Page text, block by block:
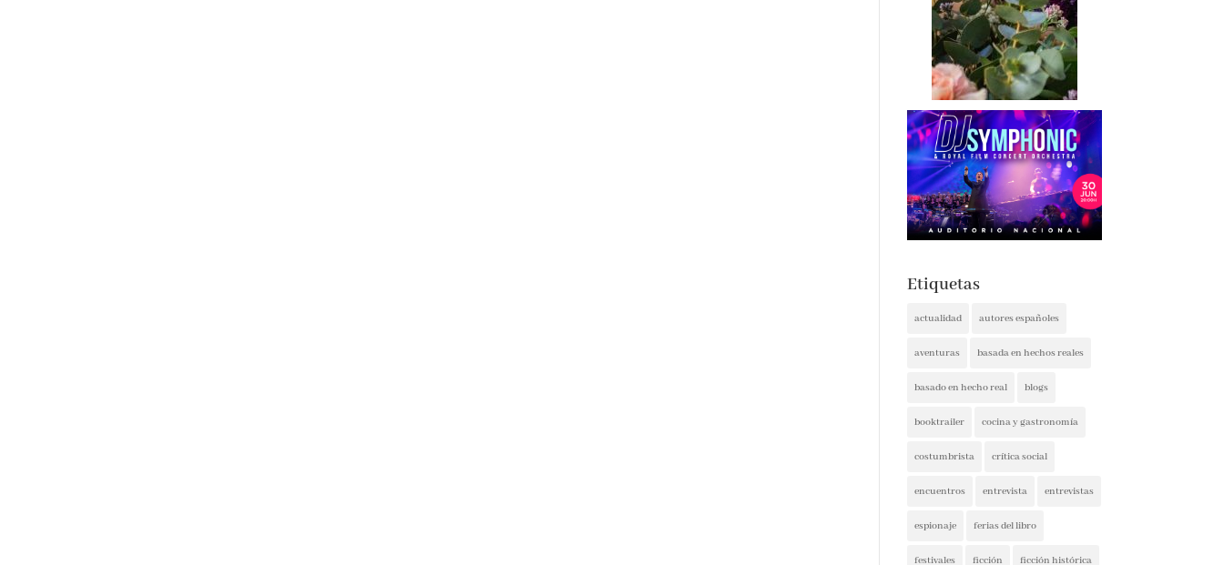
Etiquetas
actualidad autores españoles
aventuras basada en hechos reales
basado en hecho real blogs
booktrailer cocina y gastronomía
costumbrista crítica social
encuentros entrevista entrevistas
espionaje ferias del libro
festivales ficción ficción histórica